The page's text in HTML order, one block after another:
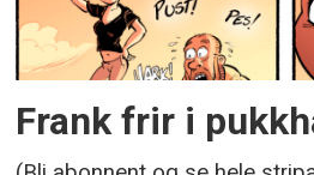
Frank frir i